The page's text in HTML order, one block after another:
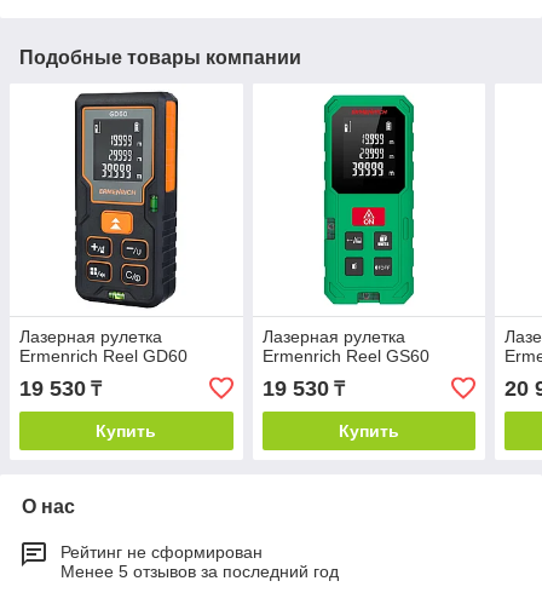
Подобные товары компании
Лазерная рулетка
Ermenrich Reel GD60
19 530 ₸
Купить
Лазерная рулетка
Ermenrich Reel GS60
19 530₸
Купить
20
О нас
Рейтинг не сформирован
Менее 5 отзывов за последний год